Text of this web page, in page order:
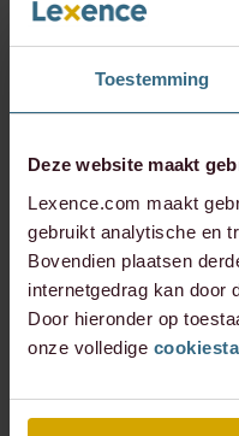
Toestemming
Deze website maakt
Lexence.com maakt
gebruikt analytische en
Bovendien plaatsen
internetgedrag kan door
Door hieronder op
onze volledige